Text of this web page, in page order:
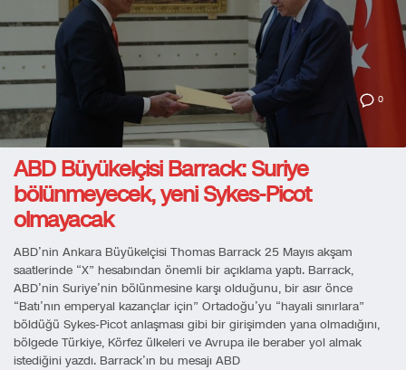
0
ABD Büyükelçisi Barrack: Suriye
bölünmeyecek, yeni Sykes-Picot
olmayacak
ABD’nin Ankara Büyükelçisi Thomas Barrack 25 Mayıs akşam
saatlerinde “X” hesabından önemli bir açıklama yaptı. Barrack,
ABD’nin Suriye’nin bölünmesine karşı olduğunu, bir asır önce
“Batı’nın emperyal kazançlar için” Ortadoğu’yu “hayali sınırlara”
böldüğü Sykes-Picot anlaşması gibi bir girişimden yana olmadığını,
bölgede Türkiye, Körfez ülkeleri ve Avrupa ile beraber yol almak
istediğini yazdı. Barrack’ın bu mesajı ABD